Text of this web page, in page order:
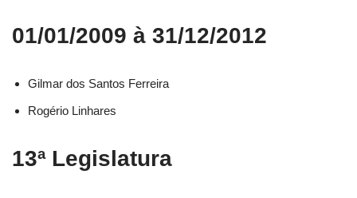
01/01/2009 à 31/12/2012
Gilmar dos Santos Ferreira
Rogério Linhares
13ª Legislatura